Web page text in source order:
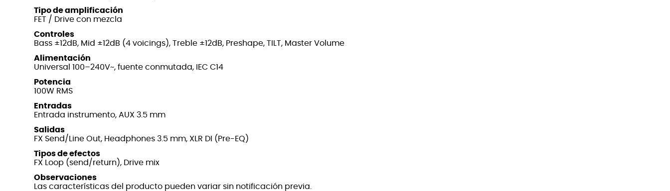
Tipo de amplificación
FET / Drive con mezcla
Controles
Bass ±12dB, Mid ±12dB (4 voicings), Treble ±12dB, Preshape, TILT, Master Volume
Alimentación
Universal 100–240V~, fuente conmutada, IEC C14
Potencia
100W RMS
Entradas
Entrada instrumento, AUX 3.5 mm
Salidas
FX Send/Line Out, Headphones 3.5 mm, XLR DI (Pre-EQ)
Tipos de efectos
FX Loop (send/return), Drive mix
Observaciones
Las características del producto pueden variar sin notificación previa.